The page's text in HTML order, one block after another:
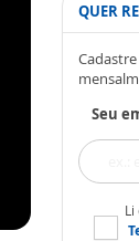
QUER
Seu